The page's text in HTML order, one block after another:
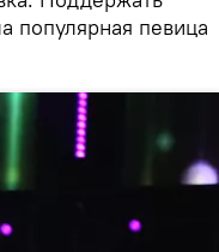
популярная певица